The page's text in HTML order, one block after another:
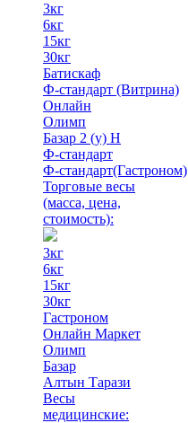
3кг
6кг
15кг
30кг
Батискаф
Ф-стандарт (Витрина)
Онлайн
Олимп
Базар 2 (у) Н
Ф-стандарт
Ф-стандарт(Гастроном)
Торговые весы
(масса, цена,
стоимость):
3кг
6кг
15кг
30кг
Гастроном
Онлайн Маркет
Олимп
Базар
Алтын Тарази
Весы
медицинские: